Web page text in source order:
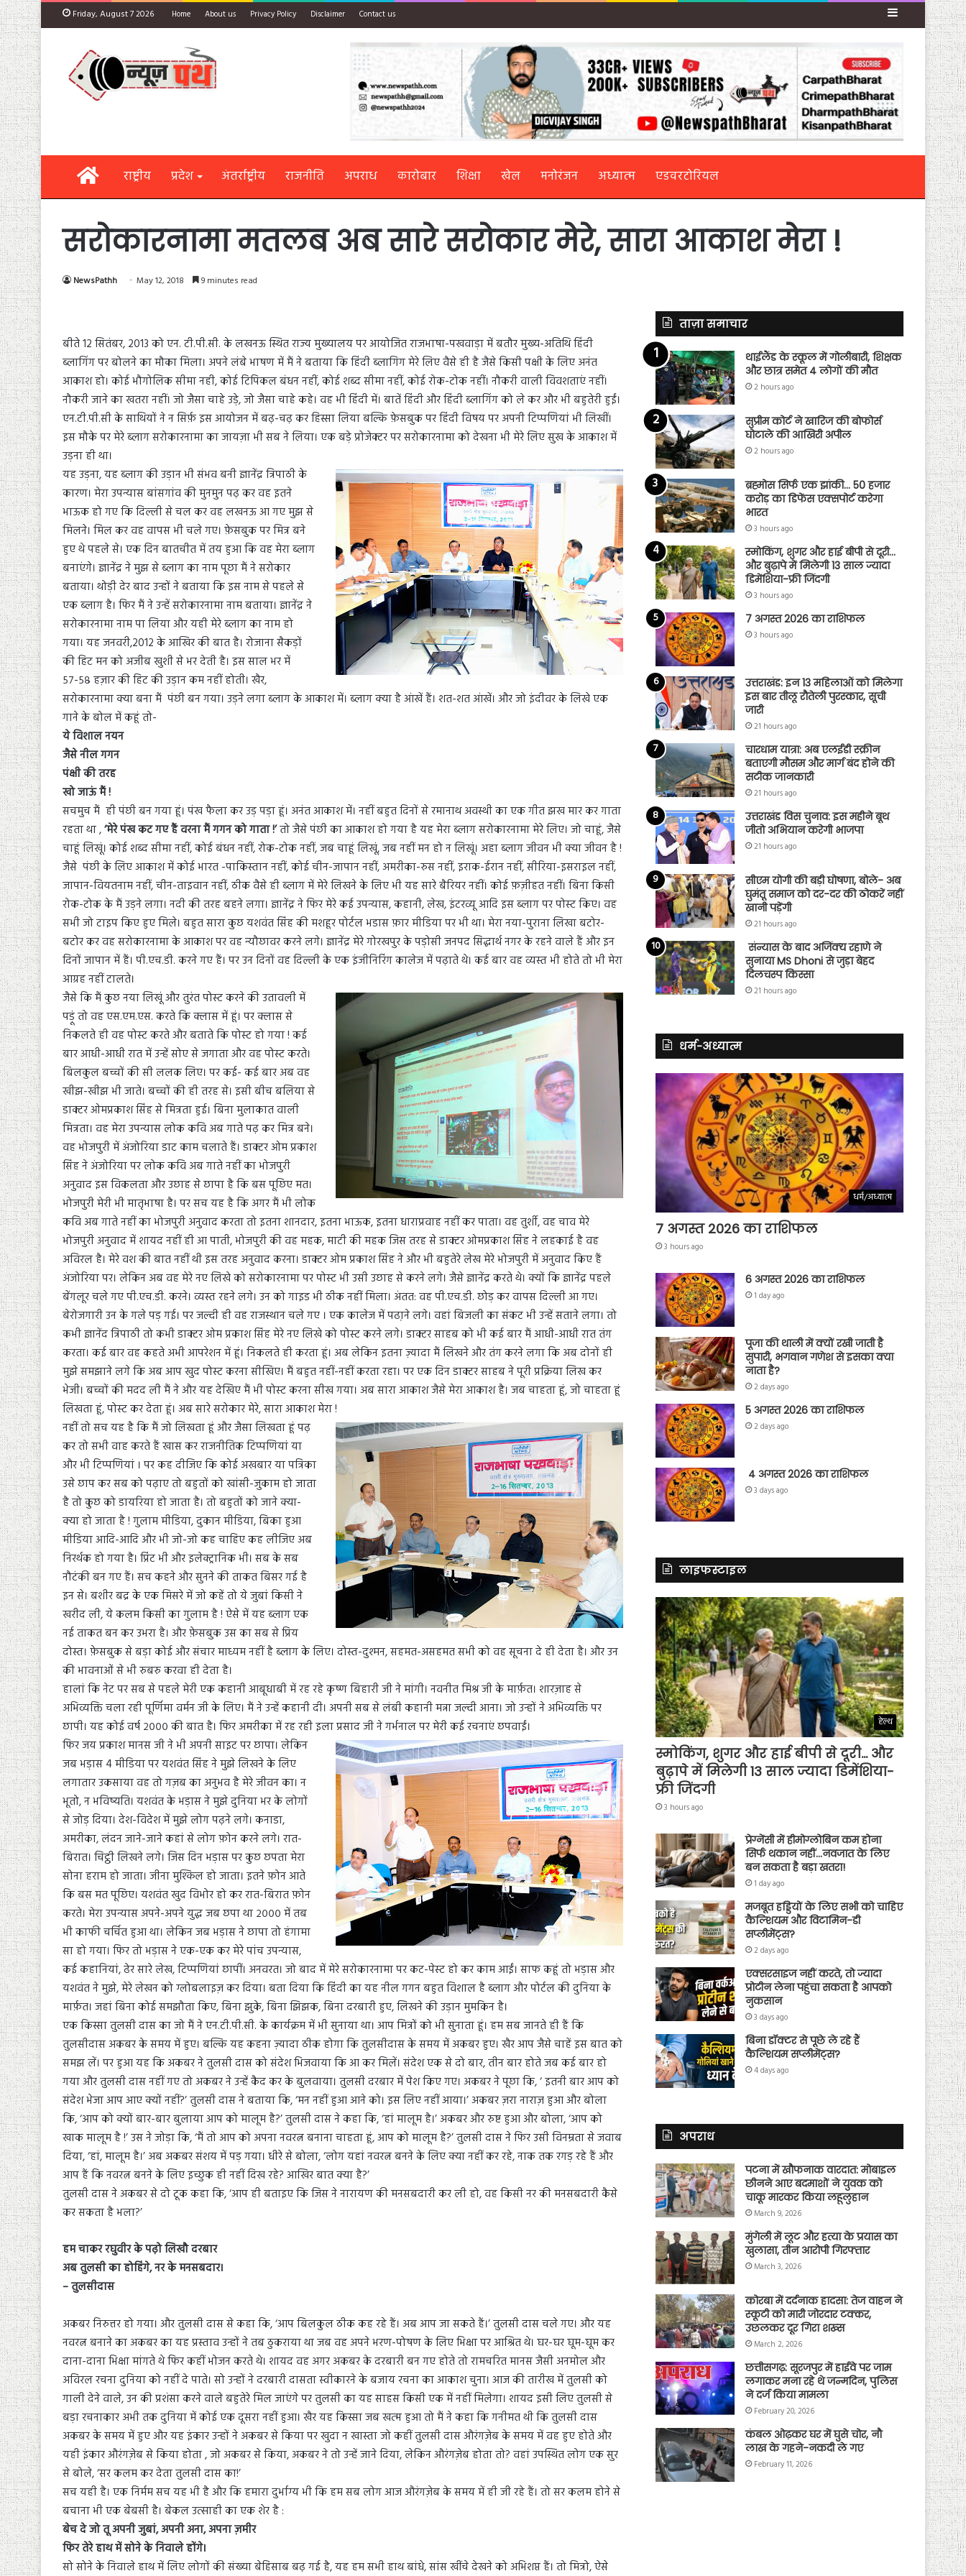
Friday, August 7 2026 Home About us Privacy Policy Disclaimer Contact us Sidebar
Homeराष्ट्रीय प्रदेश अंतर्राष्ट्रीय राजनीति अपराध कारोबार शिक्षा खेल मनोरंजन अध्यात्म एडवरटोरियल
सरोकारनामा मतलब अब सारे सरोकार मेरे, सारा आकाश मेरा !
NewsPathh May 12, 2018 9 minutes read
बीते 12 सितंबर, 2013 को एन. टी.पी.सी. के लखनऊ स्थित राज्य मुख्यालय पर आयोजित राजभाषा-पखवाड़ा में बतौर मुख्य-अतिथि हिंदी
ब्लागिंग पर बोलने का मौका मिला। अपने लंबे भाषण में मैं ने बताया कि हिंदी ब्लागिग मेरे लिए वैसे ही है जैसे किसी पक्षी के लिए अनंत
आकाश हो। कोई भौगोलिक सीमा नही, कोई टिपिकल बंधन नहीं, कोई शब्द सीमा नहीं, कोई रोक-टोक नहीं। नौकरी वाली विवशताएं नहीं।
नौकरी जाने का खतरा नहीं। जो जैसा चाहे उड़े, जो जैसा चाहे कहे। वह भी हिंदी में। बातें हिंदी और हिंदी ब्लागिंग को ले कर और भी बहुतेरी हुईं।
एन.टी.पी.सी के साथियों ने न सिर्फ़ इस आयोजन में बढ़-चढ़ कर हिस्सा लिया बल्कि फ़ेसबुक पर हिंदी विषय पर अपनी टिप्पणियां भी लिखीं।
इस मौके पर मेरे ब्लाग सरोकारनामा का जायज़ा भी सब ने लिया। एक बड़े प्रोजेक्टर पर सरोकारनामा को देखना भी मेरे लिए सुख के आकाश में
उड़ना ही था।
यह उड़ना, यह ब्लाग की उड़ान भी संभव बनी ज्ञानेंद्र त्रिपाठी के
कारण। मेरा उपन्यास बांसगांव की मुनमुन पढ़ कर वह इतने
भाऊक हो गए कि दिल्ली से चल कर वह लखनऊ आ गए मुझ से
मिलने। मिल कर वह वापस भी चले गए। फ़ेसबुक पर मित्र बने
हुए थे पहले से। एक दिन बातचीत में तय हुआ कि वह मेरा ब्लाग
बनाएंगे। ज्ञानेंद्र ने मुझ से ब्लाग का नाम पूछा मैं ने सरोकार
बताया। थोड़ी देर बाद उन्हों ने बताया कि इस नाम से पहले से
एक ब्लाग है। फिर मैं ने उन्हें सरोकारनामा नाम बताया। ज्ञानेंद्र ने
सरोकारनामा नाम पा लिया और यही मेरे ब्लाग का नाम हो
गया। यह जनवरी,2012 के आखिर की बात है। रोजाना सैकड़ों
की हिट मन को अजीब खुशी से भर देती है। इस साल भर में
५७-५८ हज़ार की हिट की उड़ान कम नहीं होती। खैर,
सरोकारनामा क्या बना मैं पंछीबन गया। उड़ने लगा ब्लाग के आकाश में। ब्लाग क्या है आंखें हैं। शत-शत आंखें। और जो इंदीवर के लिखे एक
गाने के बोल में कहूं तो-
ये विशाल नयन
जैसे नील गगन
पंक्षी की तरह
खो जाऊं मैं !
सचमुच मैं हीपंछीबन गया हूं। पंख फैला कर उड़ पड़ा हूं। अनंत आकाश में। नहीं बहुत दिनों से रमानाथ अवस्थी का एक गीत झख मार कर गाता
रहता था ,‘मेरे पंख कट गए हैं वरना मैं गगन को गाता !’तो जैसेपंछीका आकाश हो गया है यह मेरा ब्लाग सरोकारनामा मेरे लिए। जो चाहूं, जैसे
चाहूं लिखूं। कोई शब्द सीमा नहीं, कोई बंधन नहीं, रोक-टोक नहीं, जब चाहूं लिखूं, जब नहीं मन हो न लिखूं। अहा ब्लाग जीवन भी क्या जीवन है !
जैसे पंछीके लिए आकाश में कोई भारत -पाकिस्तान नहीं, कोई चीन-जापान नहीं, अमरीका-रुस नहीं, इराक-ईरान नहीं, सीरिया-इसराइल नहीं,
जापान-वियतनाम नहीं, चीन-ताइवान नहीं, ठीक वैसे ही ब्लाग में मेरे लिखने के लिए भी यह सारे बैरियर नहीं। कोई फ़ज़ीहत नहीं। बिना किसी
रोक-टोक के मैं उड़ने लगा। नदी की तरह बहने लगा। ज्ञानेंद्र ने फिर मेरे कई उपन्यास, कहानी, लेख, इंटरव्यू आदि इस ब्लाग पर पोस्ट किए। वह
सभी जो टाइप किए हुए मिले। बहुत सारा कुछ यशवंत सिंह की मशहूर पोर्टल भडास फ़ार मीडिया पर भी था। मेरा नया-पुराना लिखा बटोर-
बटोर कर वह सरोकारनामा के आकाश पर वह न्यौछावर करने लगे। ज्ञानेंद्र मेरे गोरखपुर के पड़ोसी जनपद सिद्धार्थ नगर के रहने वाले हैं और इन
दिनों जापान में हैं। पी.एच.डी. करने गए हैं। पर उन दिनों वह दिल्ली के एक इंजीनिरिंग कालेज में पढ़ाते थे। कई बार वह व्यस्त भी होते तो भी मेरा
आग्रह नहीं टालते।
जैसे कि मैं कुछ नया लिखूं और तुरंत पोस्ट करने की उतावली में
पड़ूं तो वह एस.एम.एस. करते कि क्लास में हूं। पर क्लास से
निकलते ही वह पोस्ट करते और बताते कि पोस्ट हो गया ! कई
बार आधी-आधी रात में उन्हें सोए से जगाता और वह पोस्ट करते।
बिलकुल बच्चों की सी ललक लिए। पर कई- कई बार अब वह
खीझ-खीझ भी जाते। बच्चों की ही तरह से। इसी बीच बलिया से
डाक्टर ओमप्रकाश सिंह से मित्रता हुई। बिना मुलाकात वाली
मित्रता। वह मेरा उपन्यास लोक कवि अब गाते पढ़ कर मित्र बने।
वह भोजपुरी में अंजोरिया डाट काम चलाते हैं। डाक्टर ओम प्रकाश
सिंह ने अंजोरिया पर लोक कवि अब गाते नहीं का भोजपुरी
अनुवाद इस विकलता और उछाह से छापा है कि बस पूछिए मत।
भोजपुरी मेरी भी मातृभाषा है। पर सच यह है कि अगर मैं भी लोक
कवि अब गाते नहीं का भोजपुरी अनुवाद करता तो इतना शानदार, इतना भाऊक, इतना धाराप्रवाह नहीं कर पाता। वह तुर्शी, वह चाव मेरे
भोजपुरी अनुवाद में शायद नहीं ही आ पाती, भोजपुरी की वह महक, माटी की महक जिस तरह से डाक्टर ओमप्रकाश सिंह ने लहकाई है वह
अविरल है। मेरे वश की बात नहीं थी इस तरह अनुवाद करना। डाक्टर ओम प्रकाश सिंह ने और भी बहुतेरे लेख मेरे भोजपुरी में अनुवाद किए हैं
अंजोरिया पर। लेकिन अब वह मेरे नए लिखे को सरोकारनामा पर पोस्ट भी उसी उछाह से करने लगे। जैसे ज्ञानेंद्र करते थे। क्यों कि ज्ञानेंद्र पहले
बेंगलूर चले गए पी.एच.डी. करने। व्यस्त रहने लगे। उन को गाइड भी ठीक नहीं मिला। अंतत: वह पी.एच.डी. छोड़ कर वापस दिल्ली आ गए।
बेरोजगारी उन के गले पड़ गई। पर जल्दी ही वह राजस्थान चले गए । एक कालेज में पढा़ने लगे। वहां बिजली का संकट भी उन्हें सताने लगा। तो
कभी ज्ञानेंद त्रिपाठी तो कभी डाक्टर ओम प्रकाश सिंह मेरे नए लिखे को पोस्ट करने लगे। डाक्टर साहब को भी कई बार मैं आधी-आधी रात तंग
करता। कई बार वह कहते अभी आपरेशन में हूं। निकलते ही करता हूं। अब लेकिन इतना ज़्यादा मैं लिखने और तंग करने लगा कि अब दोनों ही
मुझे समझाने लगे कि अब आप खुद पोस्ट करना सीखिए। मैं बहुत नहीं-नहीं करता रहा। पर एक दिन डाक्टर साहब ने पूरी प्रक्रिया लिख कर
भेजी। बच्चों की मदद ली मैं ने और यह देखिए मैं भी पोस्ट करना सीख गया। अब सारा आकाश जैसे मेरा आकाश है। जब चाहता हूं, जो चाहता हूं
लिखता हूं, पोस्ट कर देता हूं। अब सारे सरोकार मेरे, सारा आकाश मेरा !
नहीं तो सच यह है कि मैं जो लिखता हूं और जैसा लिखता हूं पढ़
कर तो सभी वाह करते हैं खास कर राजनीतिक टिप्पणियां या
और भी टिप्पणियां । पर कह दीजिए कि कोई अखबार या पत्रिका
उसे छाप कर सब को पढ़ाए तो बहुतों को खांसी-जुकाम हो जाता
है तो कुछ को डायरिया हो जाता है। तो बहुतों को जाने क्या-
क्या हो जाता है ! गुलाम मीडिया, दुकान मीडिया, बिका हुआ
मीडिया आदि-आदि और भी जो-जो कह चाहिए कह लीजिए अब
निरर्थक हो गया है। प्रिंट भी और इलेक्ट्रानिक भी। सब के सब
नौटंकी बन गए हैं। सच कहने और सुनने की ताकत बिसर गई है
इन से। बशीर बद्र के एक मिसरे में जो कहें तो ये जुबां किसी ने
खरीद ली, ये कलम किसी का गुलाम है ! ऐसे में यह ब्लाग एक
नई ताकत बन कर उभरा है। और फ़ेसबुक उस का सब से प्रिय
दोस्त। फ़ेसबुक से बड़ा कोई और संचार माध्यम नहीं है ब्लाग के लिए। दोस्त-दुश्मन, सहमत-असहमत सभी को वह सूचना दे ही देता है। और उन
की भावनाओं से भी रुबरु करवा ही देता है।
हालां कि नेट पर सब से पहले मेरी एक कहानी आबूधाबी में रह रहे कृष्ण बिहारी जी ने मांगी। नवनीत मिश्र जी के मार्फ़त। शारज़ाह से
अभिव्यक्ति चला रही पूर्णिमा वर्मन जी के लिए। मैं ने उन्हें कहानी दी। अपनी सब से लंबी कहानी मन्ना जल्दी आना। जो उन्हों ने अभिव्यक्ति पर
छापी। यह कोई वर्ष २००० की बात है। फिर अमरीका में रह रही इला प्रसाद जी ने गर्भनाल पर मेरी कई रचनाएं छपवाईं।
फिर जय प्रकाश मानस जी ने भी अपनी साइट पर छापा। लेकिन
जब भड़ास 4 मीडिया पर यशवंत सिंह ने मुझे लिखने के लिए
लगातार उकसाया वह तो गज़ब का अनुभव है मेरे जीवन का। न
भूतो, न भविष्यति। यशवंत के भड़ास ने मुझे दुनिया भर के लोगों
से जोड़ दिया। देश-विदेश में मुझे लोग पढ़ने लगे। कनाडा,
अमरीका, लंदन जाने-जाने कहां से लोग फ़ोन करने लगे। रात-
बिरात। चिट्ठी लिखने लगे। जिस दिन भड़ास पर कुछ छपता मेरा
सोना हराम हो जाता। जीना मुश्किल हो जाता। इतने फ़ोन आते
कि बस मत पूछिए। यशवंत खुद विभोर हो कर रात-बिरात फ़ोन
करते। मेरा उपन्यास अपने-अपने युद्ध जब छपा था २००० में तब
भी काफी चर्चित हुआ था। लेकिन जब भड़ास ने छापा तो हंगामा
सा हो गया। फिर तो भड़ास ने एक-एक कर मेरे पांच उपन्यास,
कई कहानियां, ढेर सारे लेख, टिप्पणियां छापीं। अनवरत। जो बाद में मेरे सरोकारनामा पर कट-पेस्ट हो कर काम आईं। साफ कहूं तो भड़ास और
यशवंत ने मुझे, मेरे लेखन को ग्लोबलाइज़ कर दिया। बता दिया कि हिंदी का यह नील गगन बहुत विशाल है ब्लाग और पोर्टल की दुनिया के
मार्फ़त। जहां बिना कोई समझौता किए, बिना झुके, बिना झिझक, बिना दरबारी हुए, लिखने की उड़ान मुमकिन है।
एक किस्सा तुलसी दास का जो मैं ने एन.टी.पी.सी. के कार्यक्रम में भी सुनाया था। आप मित्रों को भी सुनाता हूं। हम सब जानते ही हैं कि
तुलसीदास अकबर के समय में हुए। बल्कि यह कहना ज़्यादा ठीक होगा कि तुलसीदास के समय में अकबर हुए। खैर आप जैसे चाहें इस बात को
समझ लें। पर हुआ यह कि अकबर ने तुलसी दास को संदेश भिजवाया कि आ कर मिलें। संदेश एक से दो बार, तीन बार होते जब कई बार हो
गया और तुलसी दास नहीं गए तो अकबर ने उन्हें कैद कर के बुलवाया। तुलसी दरबार में पेश किए गए। अकबर ने पूछा कि, ‘ इतनी बार आप को
संदेश भेजा आप आए क्यों नहीं?’ तुलसी दास ने बताया कि, ‘मन नहीं हुआ आने को। इस लिए नहीं आया।’ अकबर ज़रा नाराज़ हुआ और बोला
कि, ‘आप को क्यों बार-बार बुलाया आप को मालूम है?’ तुलसी दास ने कहा कि, ‘हां मालूम है।’ अकबर और रुष्ट हुआ और बोला, ‘आप को
खाक मालूम है !’ उस ने जोड़ा कि, ‘मैं तो आप को अपना नवरत्न बनाना चाहता हूं, आप को मालूम है?’ तुलसी दास ने फिर उसी विनम्रता से जवाब
दिया, ‘हां, मालूम है।’ अब अकबर संशय में पड़ गया। धीरे से बोला, ‘लोग यहां नवरत्न बनने के लिए क्या नहीं कर रहे, नाक तक रगड़ रहे हैं और
आप हैं कि नवरत्न बनने के लिए इच्छुक ही नहीं दिख रहे? आखिर बात क्या है?’
तुलसी दास ने अकबर से दो टूक कहा कि, ‘आप ही बताइए कि जिस ने नारायण की मनसबदारी कर ली हो, वह किसी नर की मनसबदारी कैसे
कर सकता है भला?’
हम चाकर रघुवीर के पढ़ो लिखौ दरबार
अब तुलसी का होहिंगे, नर के मनसबदार।
– तुलसीदास
अकबर निरुत्तर हो गया। और तुलसी दास से कहा कि, ‘आप बिलकुल ठीक कह रहे हैं। अब आप जा सकते हैं।’ तुलसी दास चले गए। और यह
नवरत्न बनाने का अकबर का यह प्रस्ताव उन्हों ने तब ठुकराया था जब वह अपने भरण-पोषण के लिए भिक्षा पर आश्रित थे। घर-घर घूम-घूम कर
दाना-दाना भिक्षा मांगते थे फिर कहीं भोजन करते थे। शायद वह अगर अकबर के दरबारी बन गए होते तो रामचरित मानस जैसी अनमोल और
अविरल रचना दुनिया को नहीं दे पाते। सो उन्हों ने दरबारी दासता स्वीकारने के बजाय रचना का आकाश चुना। आज की तारीख में तुलसी को
गाली देने वाले, उन की प्रशंसा करने वाले बहुतेरे मिल जाएंगे पर तुलसी का यह साहस किसी एक में नहीं मिलेगा। शायद इसी लिए तुलसी से
बड़ा रचनाकार अभी तक दुनिया में कोई एक दूसरा नहीं हुआ। खैर यह किस्सा जब खत्म हुआ तो मैं ने कहा कि गनीमत थी कि तुलसी दास
अकबर के समय में हुए और यह इंकार उन्हों ने अकबर से किया पर खुदा न खास्ता जो कहीं तुलसी दास औरंगज़ेब के समय में वह हुए होते और
यही इंकार औरंगज़ेब से किया होता , जो अकबर से किया, अकबर ने तो उन्हें जाने दिया, लेकिन औरंगज़ेब होता तो? वहां उपस्थित लोग एक सुर
से बोले, ‘सर कलम कर देता तुलसी दास का!’
सच यही है। एक निर्मम सच यह भी है और कि हमारा दुर्भाग्य भी कि हम सब लोग आज औरंगज़ेब के समय में ही जी रहे हैं। तो सर कलम होने से
बचाना भी एक बेबसी है। बेकल उत्साही का एक शेर है :
बेच दे जो तू अपनी जुबां, अपनी अना, अपना ज़मीर
फिर तेरे हाथ में सोने के निवाले होंगे।
सो सोने के निवाले हाथ में लिए लोगों की संख्या बेहिसाब बढ़ गई है, यह हम सभी हाथ बांधे, सांस खींचे देखने को अभिशप्त हैं। तो मित्रो, ऐसे
ताज़ा समाचार
थाईलैंड के स्कूल में गोलीबारी, शिक्षक
और छात्र समेत 4 लोगों की मौत
2 hours ago
सुप्रीम कोर्ट ने खारिज की बोफोर्स
घोटाले की आखिरी अपील
2 hours ago
ब्रह्मोस सिर्फ एक झांकी… 50 हजार
करोड़ का डिफेंस एक्सपोर्ट करेगा
भारत
3 hours ago
स्मोकिंग, शुगर और हाई बीपी से दूरी…
और बुढ़ापे में मिलेगी 13 साल ज्यादा
डिमेंशिया-फ्री जिंदगी
3 hours ago
7 अगस्त 2026 का राशिफल
3 hours ago
उत्तराखंड: इन 13 महिलाओं को मिलेगा
इस बार तीलू रौतेली पुरस्कार, सूची
जारी
21 hours ago
चारधाम यात्रा: अब एलईडी स्क्रीन
बताएगी मौसम और मार्ग बंद होने की
सटीक जानकारी
21 hours ago
उत्तराखंड विस चुनाव: इस महीने बूथ
जीतो अभियान करेगी भाजपा
21 hours ago
सीएम योगी की बड़ी घोषणा, बोले- अब
घुमंतू समाज को दर-दर की ठोकरें नहीं
खानी पड़ेंगी
21 hours ago
संन्यास के बाद अजिंक्‍य रहाणे ने
सुनाया MS Dhoni से जुड़ा बेहद
दिलचस्प किस्सा
21 hours ago
धर्म-अध्यात्म
धर्म/अध्यात्म
7 अगस्त 2026 का राशिफल
3 hours ago
6 अगस्त 2026 का राशिफल
1 day ago
पूजा की थाली में क्यों रखी जाती है
सुपारी, भगवान गणेश से इसका क्या
नाता है?
2 days ago
5 अगस्त 2026 का राशिफल
2 days ago
4 अगस्त 2026 का राशिफल
3 days ago
लाइफस्टाइल
हेल्थ
स्मोकिंग, शुगर और हाई बीपी से दूरी… और
बुढ़ापे में मिलेगी 13 साल ज्यादा डिमेंशिया-
फ्री जिंदगी
3 hours ago
प्रेग्नेंसी में हीमोग्लोबिन कम होना
सिर्फ थकान नहीं…नवजात के लिए
बन सकता है बड़ा खतरा!
1 day ago
मजबूत हड्डियों के लिए सभी को चाहिए
कैल्शियम और विटामिन-डी
सप्लीमेंट्स?
2 days ago
एक्सरसाइज नहीं करते, तो ज्यादा
प्रोटीन लेना पहुंचा सकता है आपको
नुकसान
3 days ago
बिना डॉक्टर से पूछे ले रहे हैं
कैल्शियम सप्लीमेंट्स?
4 days ago
अपराध
पटना में खौफनाक वारदात: मोबाइल
छीनने आए बदमाशों ने युवक को
चाकू मारकर किया लहूलुहान
March 9, 2026
मुंगेली में लूट और हत्या के प्रयास का
खुलासा, तीन आरोपी गिरफ्तार
March 3, 2026
कोरबा में दर्दनाक हादसा: तेज वाहन ने
स्कूटी को मारी जोरदार टक्कर,
उछलकर दूर गिरा शख्स
March 2, 2026
छत्तीसगढ़: सूरजपुर में हाईवे पर जाम
लगाकर मना रहे थे जन्मदिन, पुलिस
ने दर्ज किया मामला
February 20, 2026
कंबल ओढ़कर घर में घुसे चोर, नौ
लाख के गहने-नकदी ले गए
February 11, 2026